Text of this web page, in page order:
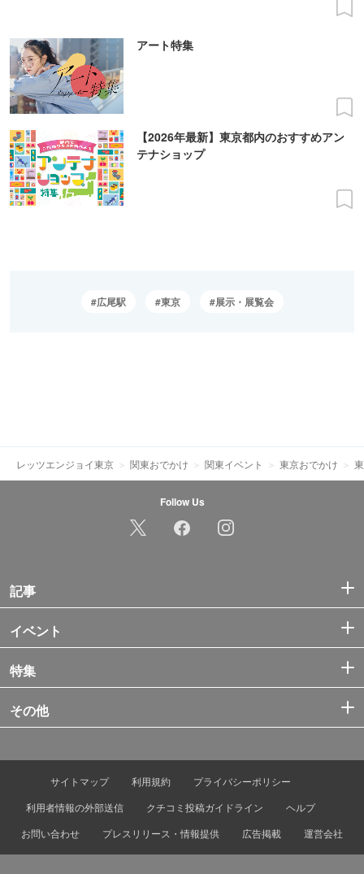
アート特集
【2026年最新】東京都内のおすすめアン
テナショップ
広尾駅 東京 展示・展覧会
レッツエンジョイ東京 関東おでかけ 関東イベント 東京おでかけ
Follow Us
記事
イベント
特集
その他
サイトマップ 利用規約
プライバシーポリシー
利用者情報の外部送信
クチコミ投稿ガイドライン
ヘルプ
お問い合わせ
プレスリリース・情報提供 広告掲載 運営会社